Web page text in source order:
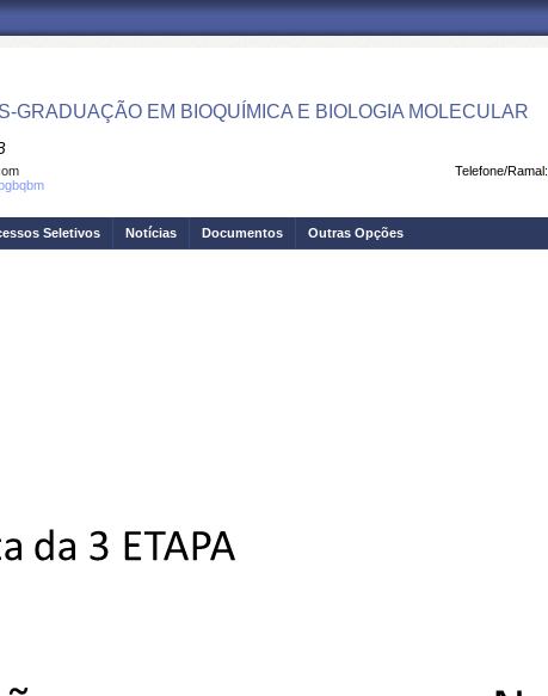
GRADUAÇÃO EM BIOQUÍMICA E BIOLOGIA MOLECULAR
Telefone/Ramal:
Seletivos Notícias Documentos Outras Opções